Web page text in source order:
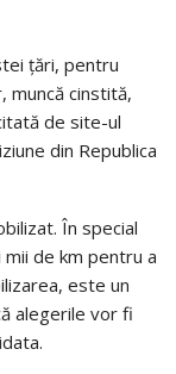
țări, pentru
muncă cinstită,
de site-ul
din Republica
În special
de km pentru a
este un
alegerile vor fi